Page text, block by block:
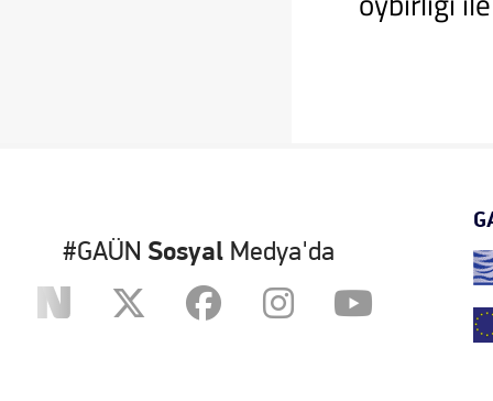
#GAÜN SosyalMedya'da